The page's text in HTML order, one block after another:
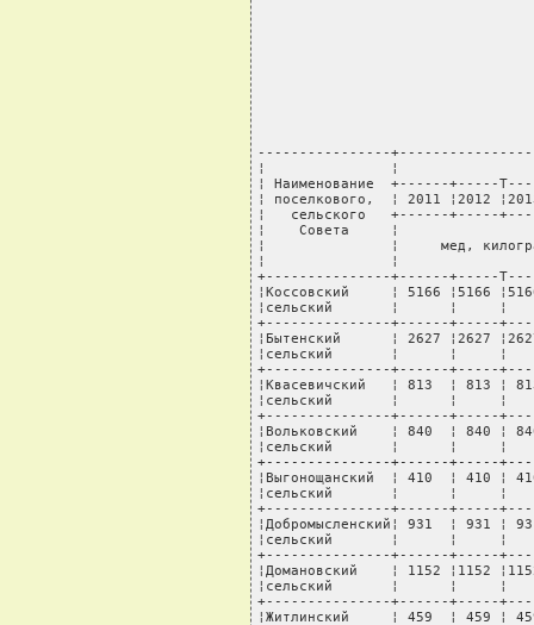
----------------
¦               ¦
¦ Наименование  +------+-----
¦ поселкового,  ¦ 2011 ¦2012
¦   сельского   +------+-----
¦    Совета     ¦
¦               ¦     мед,
¦               ¦
+---------------+------+-----
¦Коссовский     ¦ 5166 ¦5166
¦сельский       ¦      ¦
+---------------+------+-----
¦Бытенский      ¦ 2627 ¦2627
¦сельский       ¦      ¦
+---------------+------+-----
¦Квасевичский   ¦ 813  ¦ 813 ¦
¦сельский       ¦      ¦
+---------------+------+-----
¦Вольковский    ¦ 840  ¦ 840 ¦
¦сельский       ¦      ¦
+---------------+------+-----
¦Выгонощанский  ¦ 410  ¦ 410 ¦
¦сельский       ¦      ¦
+---------------+------+-----
¦Добромысленский¦ 931  ¦ 931 ¦
¦сельский       ¦      ¦
+---------------+------+-----
¦Домановский    ¦ 1152 ¦1152
¦сельский       ¦      ¦
+---------------+------+-----
¦Житлинский     ¦ 459  ¦ 459 ¦